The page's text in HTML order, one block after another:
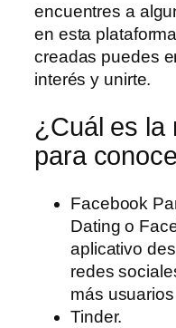
encuentres a
en esta
creadas puedes
interés y unirte.
¿Cuál es la
para
Facebook
Dating o
aplicativo
redes
más
Tinder.